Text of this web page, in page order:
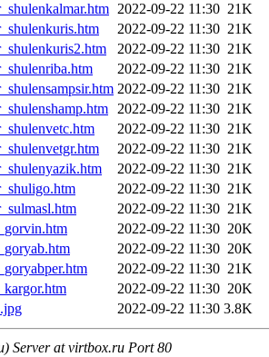
2022-09-22 11:30 21K
2022-09-22 11:30 21K
2022-09-22 11:30 21K
2022-09-22 11:30 21K
2022-09-22 11:30 21K
2022-09-22 11:30 21K
2022-09-22 11:30 21K
2022-09-22 11:30 21K
2022-09-22 11:30 21K
2022-09-22 11:30 21K
2022-09-22 11:30 21K
2022-09-22 11:30 20K
2022-09-22 11:30 20K
2022-09-22 11:30 21K
2022-09-22 11:30 20K
2022-09-22 11:30 3.8K
Server at virtbox.ru Port 80